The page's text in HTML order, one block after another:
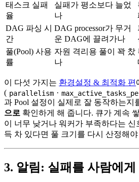
태스크 실패
율
실패가 평소보다 늘었
나
DAG 파싱 시
간
DAG processor가 무거
운 DAG에 끌려가나
풀(Pool) 사용
률
자원 격리용 풀이 꽉 찼
나
이 다섯 가지는 환경설정 & 최적화 편
( parallelism ·
과 Pool 설정이 실제로 잘 동작하는지
으로 확인하게 해 줍니다. 큐가 계속
이 너무 낮거나 워커가 부족하다는
득 차 있다면 풀 크기를 다시 산정해
3. 알림: 실패를 사람에